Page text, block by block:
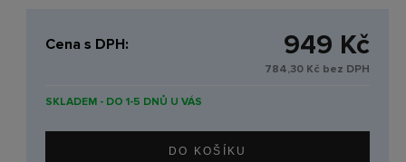
Cena s DPH: 949 Kč
784,30 Kč bez DPH
SKLADEM - DO 1-5 DNŮ U VÁS